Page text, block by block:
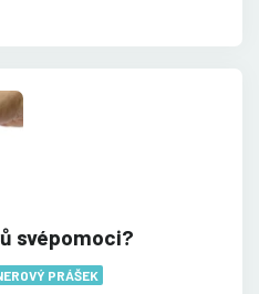
svépomoci?
PRÁŠEK